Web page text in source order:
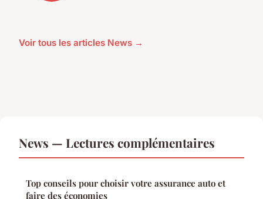
Voir tous les articles News →
News — Lectures complémentaires
Top conseils pour choisir votre assurance auto et
faire des économies